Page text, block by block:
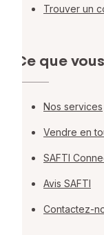
Trouver un
Ce que
Nos services
Vendre en
SAFTI
Avis SAFTI
Contactez-